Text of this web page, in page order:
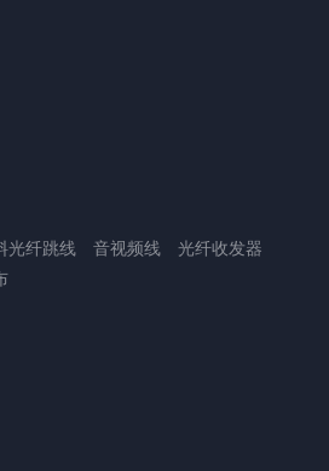
光纤跳线 音视频线
光纤收发器